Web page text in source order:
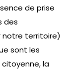
de prise
des
territoire)
sont les
la